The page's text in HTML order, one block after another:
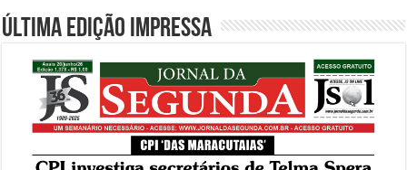
Última edição impressa